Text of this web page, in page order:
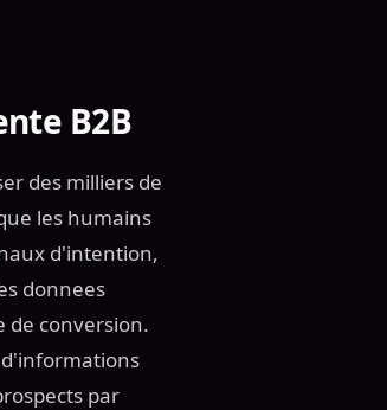
B2B
des milliers de
les humains
d'intention,
donnees
de conversion.
par